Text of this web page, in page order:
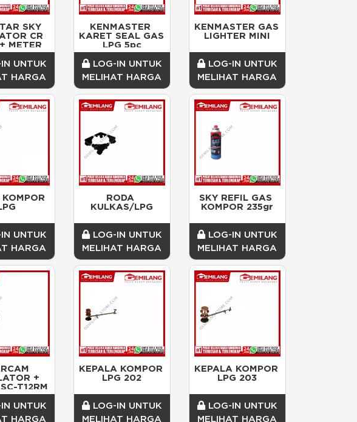
SKY
CR
METER
UNTUK
HARGA
KENMASTER
KARET SEAL GAS
LPG 5pc
LOG-IN UNTUK
MELIHAT HARGA
KENMASTER GAS
LIGHTER MINI
LOG-IN UNTUK
MELIHAT HARGA
UNTUK
HARGA
RODA
KULKAS/LPG
LOG-IN UNTUK
MELIHAT HARGA
SKY REFIL GAS
KOMPOR 235gr
LOG-IN UNTUK
MELIHAT HARGA
+
T12RM
UNTUK
HARGA
KEPALA KOMPOR
LPG 202
LOG-IN UNTUK
MELIHAT HARGA
KEPALA KOMPOR
LPG 203
LOG-IN UNTUK
MELIHAT HARGA